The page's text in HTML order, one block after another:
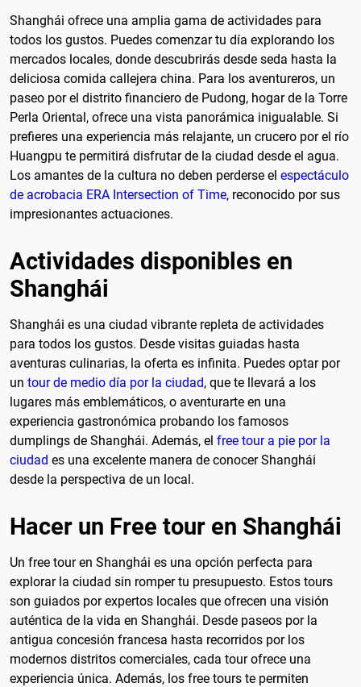
Shanghái ofrece una amplia gama de actividades para
todos los gustos. Puedes comenzar tu día explorando los
mercados locales, donde descubrirás desde seda hasta la
deliciosa comida callejera china. Para los aventureros, un
paseo por el distrito financiero de Pudong, hogar de la Torre
Perla Oriental, ofrece una vista panorámica inigualable. Si
prefieres una experiencia más relajante, un crucero por el río
Huangpu te permitirá disfrutar de la ciudad desde el agua.
Los amantes de la cultura no deben perderse el espectáculo
de acrobacia ERA Intersection of Time, reconocido por sus
impresionantes actuaciones.
Actividades disponibles en
Shanghái
Shanghái es una ciudad vibrante repleta de actividades
para todos los gustos. Desde visitas guiadas hasta
aventuras culinarias, la oferta es infinita. Puedes optar por
un tour de medio día por la ciudad, que te llevará a los
lugares más emblemáticos, o aventurarte en una
experiencia gastronómica probando los famosos
dumplings de Shanghái. Además, el free tour a pie por la
ciudad es una excelente manera de conocer Shanghái
desde la perspectiva de un local.
Hacer un Free tour en Shanghái
Un free tour en Shanghái es una opción perfecta para
explorar la ciudad sin romper tu presupuesto. Estos tours
son guiados por expertos locales que ofrecen una visión
auténtica de la vida en Shanghái. Desde paseos por la
antigua concesión francesa hasta recorridos por los
modernos distritos comerciales, cada tour ofrece una
experiencia única. Además, los free tours te permiten